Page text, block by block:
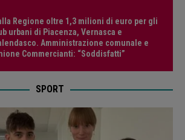
Regione oltre 1,3 milioni di euro per gli
urbani di Piacenza, Vernasca e
Amministrazione comunale e
Commercianti: “Soddisfatti”
SPORT